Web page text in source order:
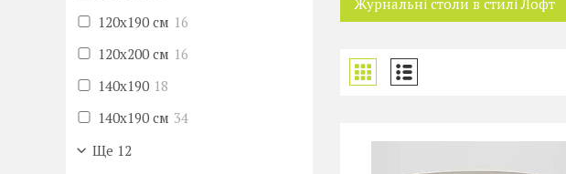
Журнальні столи в стилі Лофт
120х190 см 16
120х200 см 16
140х190 18
140х190 см 34
Ще 12